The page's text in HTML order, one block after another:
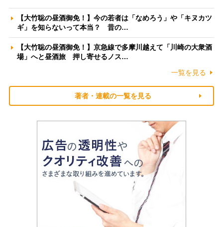
【大竹聡の昼酒御免！】今の若者は「なめろう」や「キヌカツ
ギ」を知らないって本当？ 昔の…
【大竹聡の昼酒御免！】京急線で多摩川越えて「川崎の大衆酒
場」へと昼酒旅 押し寄せるノス…
一覧を見る
著者・連載の一覧を見る